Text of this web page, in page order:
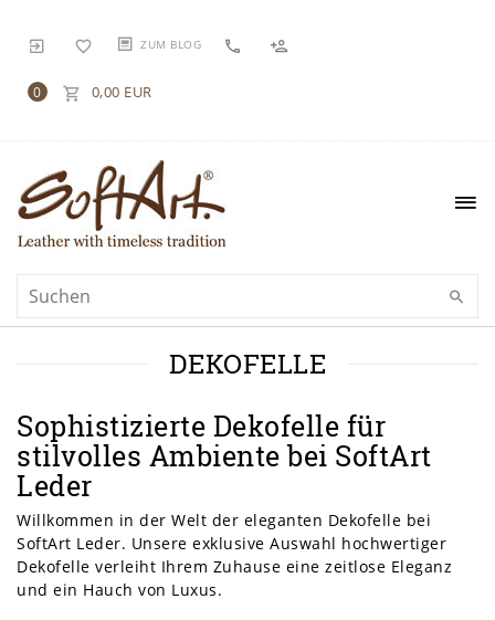
ZUM BLOG
0 0,00 EUR
DEKOFELLE
Sophistizierte Dekofelle für
stilvolles Ambiente bei SoftArt
Leder
Willkommen in der Welt der eleganten Dekofelle bei
SoftArt Leder. Unsere exklusive Auswahl hochwertiger
Dekofelle verleiht Ihrem Zuhause eine zeitlose Eleganz
und ein Hauch von Luxus.